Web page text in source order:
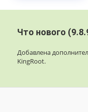
Что нового
Добавлена
KingRoot.